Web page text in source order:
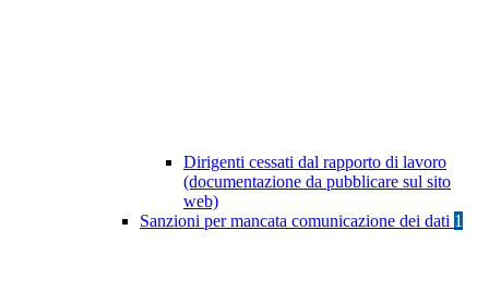
Dirigenti cessati dal rapporto di lavoro
(documentazione da pubblicare sul sito
web)
Sanzioni per mancata comunicazione dei dati 1